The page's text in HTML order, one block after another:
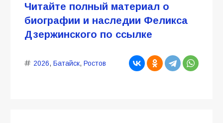
Читайте полный материал о
биографии и наследии Феликса
Дзержинского по ссылке
2026, Батайск, Ростов